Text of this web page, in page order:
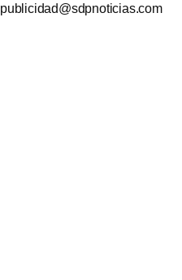
publicidad@sdpnoticias.com